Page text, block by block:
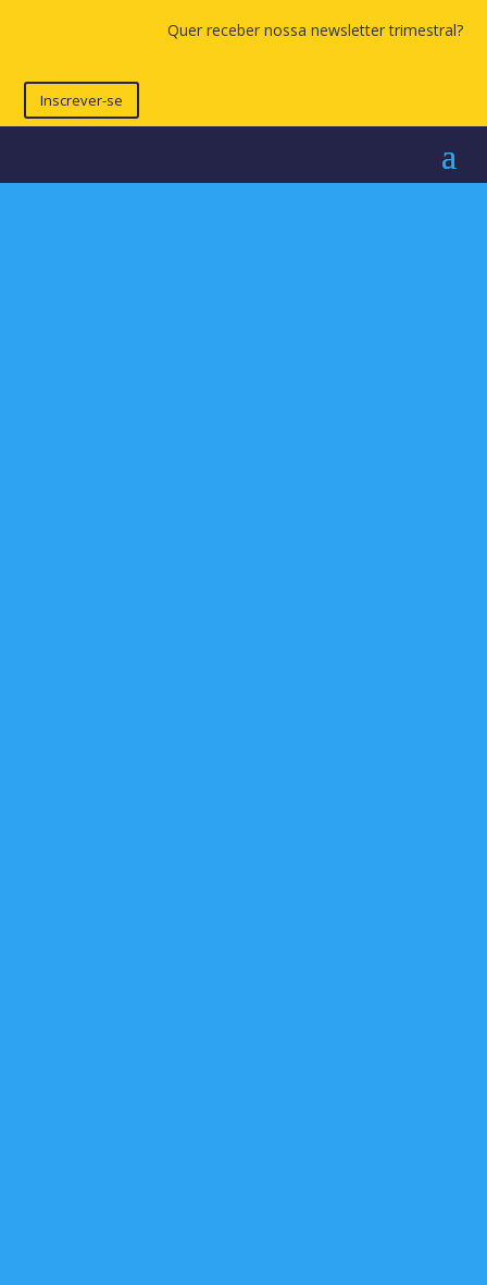
Quer receber nossa newsletter trimestral?
Inscrever-se